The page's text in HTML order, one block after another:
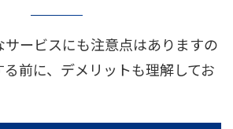
ービスにも注意点はありますの
前に、デメリットも理解してお